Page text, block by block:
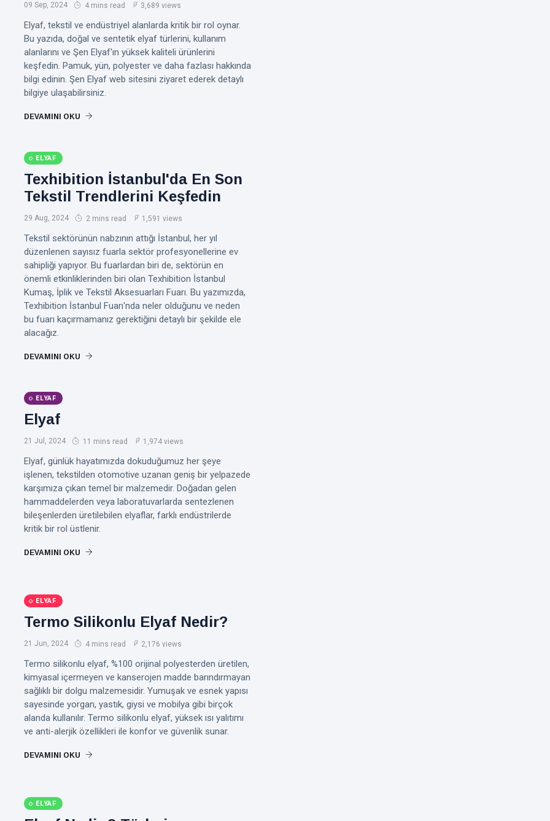
09 Sep, 2024 4 mins read 3,689 views
Elyaf, tekstil ve endüstriyel alanlarda kritik bir rol oynar.
Bu yazıda, doğal ve sentetik elyaf türlerini, kullanım
alanlarını ve Şen Elyaf'ın yüksek kaliteli ürünlerini
keşfedin. Pamuk, yün, polyester ve daha fazlası hakkında
bilgi edinin. Şen Elyaf web sitesini ziyaret ederek detaylı
bilgiye ulaşabilirsiniz.
DEVAMINI OKU
ELYAF
Texhibition İstanbul'da En Son
Tekstil Trendlerini Keşfedin
29 Aug, 2024 2 mins read 1,591 views
Tekstil sektörünün nabzının attığı İstanbul, her yıl
düzenlenen sayısız fuarla sektör profesyonellerine ev
sahipliği yapıyor. Bu fuarlardan biri de, sektörün en
önemli etkinliklerinden biri olan Texhibition İstanbul
Kumaş, İplik ve Tekstil Aksesuarları Fuarı. Bu yazımızda,
Texhibition İstanbul Fuarı'nda neler olduğunu ve neden
bu fuarı kaçırmamanız gerektiğini detaylı bir şekilde ele
alacağız.
DEVAMINI OKU
ELYAF
Elyaf
21 Jul, 2024 11 mins read 1,974 views
Elyaf, günlük hayatımızda dokuduğumuz her şeye
işlenen, tekstilden otomotive uzanan geniş bir yelpazede
karşımıza çıkan temel bir malzemedir. Doğadan gelen
hammaddelerden veya laboratuvarlarda sentezlenen
bileşenlerden üretilebilen elyaflar, farklı endüstrilerde
kritik bir rol üstlenir.
DEVAMINI OKU
ELYAF
Termo Silikonlu Elyaf Nedir?
21 Jun, 2024 4 mins read 2,176 views
Termo silikonlu elyaf, %100 orijinal polyesterden üretilen,
kimyasal içermeyen ve kanserojen madde barındırmayan
sağlıklı bir dolgu malzemesidir. Yumuşak ve esnek yapısı
sayesinde yorgan, yastık, giysi ve mobilya gibi birçok
alanda kullanılır. Termo silikonlu elyaf, yüksek ısı yalıtımı
ve anti-alerjik özellikleri ile konfor ve güvenlik sunar.
DEVAMINI OKU
ELYAF